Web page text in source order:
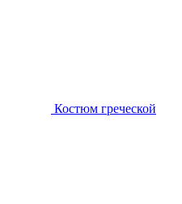
Костюм греческой